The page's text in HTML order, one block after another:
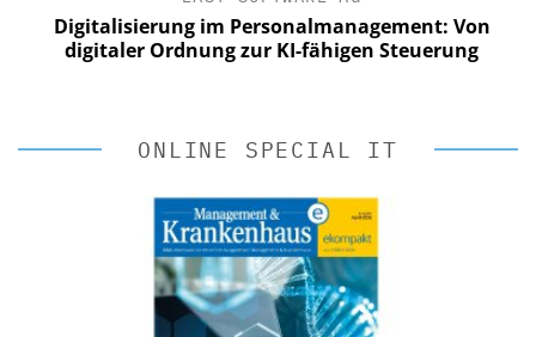
Digitalisierung im Personalmanagement: Von
digitaler Ordnung zur KI-fähigen Steuerung
ONLINE SPECIAL IT